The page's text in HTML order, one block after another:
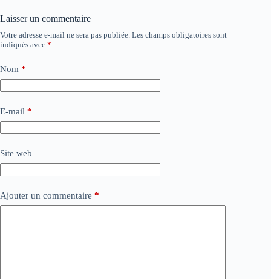
Laisser un commentaire
Votre adresse e-mail ne sera pas publiée. Les champs obligatoires sont
indiqués avec *
Nom *
E-mail *
Site web
Ajouter un commentaire *